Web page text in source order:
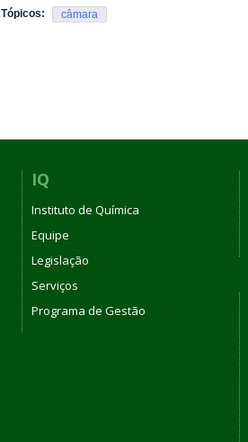
Tópicos: câmara
IQ
Instituto de Química
Equipe
Legislação
Serviços
Programa de Gestão